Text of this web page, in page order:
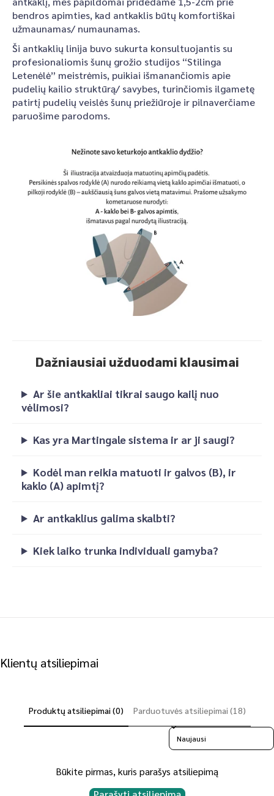
bendros apimties, kad antkaklis būtų komfortiškai
užmaunamas/ numaunamas.
Ši antkaklių linija buvo sukurta konsultuojantis su
profesionaliomis šunų grožio studijos “Stilinga
Letenėlė” meistrėmis, puikiai išmanančiomis apie
pudelių kailio struktūrą/ savybes, turinčiomis ilgametę
patirtį pudelių veislės šunų priežiūroje ir pilnaverčiame
paruošime parodoms.
Dažniausiai užduodami klausimai
Ar šie antkakliai tikrai saugo kailį nuo
vėlimosi?
Kas yra Martingale sistema ir ar ji saugi?
Kodėl man reikia matuoti ir galvos (B), ir
kaklo (A) apimtį?
Ar antkaklius galima skalbti?
Kiek laiko trunka individuali gamyba?
Klientų atsiliepimai
Produktų atsiliepimai (0) Parduotuvės atsiliepimai (18)
Sort reviews by
Būkite pirmas, kuris parašys atsiliepimą